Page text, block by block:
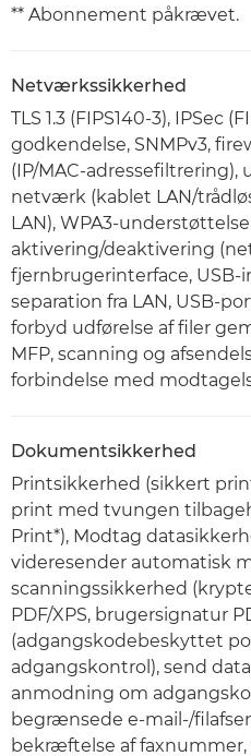
** Abonnement påkrævet.
Netværkssikkerhed
TLS 1.3 (FIPS140-3), IPSec
godkendelse, SNMPv3,
(IP/MAC-
netværk (kablet LAN/
LAN), WPA3-
aktivering/deaktivering
fjernbrugerinterface, USB-
separation fra LAN, USB-
forbyd udførelse af filer
MFP, scanning og
forbindelse med
Dokumentsikkerhed
Printsikkerhed (sikkert
print med tvungen
Print*), Modtag
videresender automatisk
scanningssikkerhed
PDF/XPS, brugersignatur
(adgangskodebeskyttet
adgangskontrol), send
anmodning om
begrænsede e-mail-/
bekræftelse af